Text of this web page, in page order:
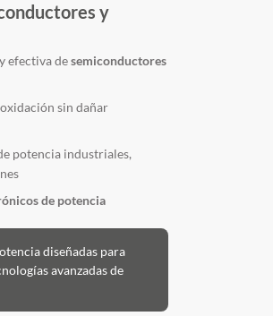
y
efectiva desemiconductores
sin dañar
potencia industriales,
de potencia
diseñadas para
avanzadas de